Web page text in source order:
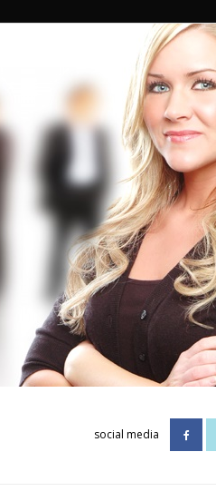
social media